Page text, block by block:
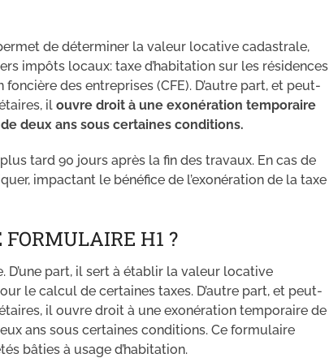
de déterminer la valeur locative cadastrale,
impôts locaux: taxe d’habitation sur les résidences
des entreprises (CFE). D’autre part, et peut-
il ouvre droit à une exonération temporaire
deux ans sous certaines conditions.
tard 90 jours après la fin des travaux. En cas de
impactant le bénéfice de l’exonération de la taxe
H1 ?
part, il sert à établir la valeur locative
le calcul de certaines taxes. D’autre part, et peut-
il ouvre droit à une exonération temporaire de
ans sous certaines conditions. Ce formulaire
bâties à usage d’habitation.